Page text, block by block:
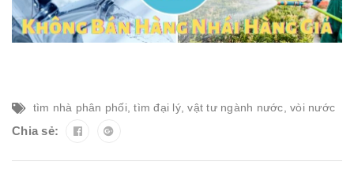
tìm nhà phân phối,tìm đại lý,vật tư ngành nước, vòi nước
Chia sẻ: